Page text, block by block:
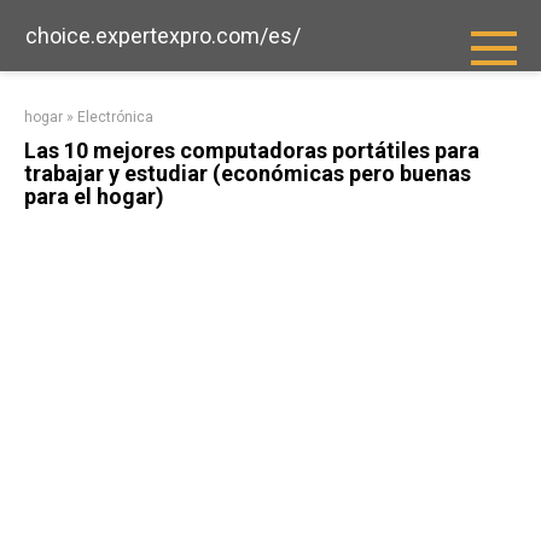
choice.expertexpro.com/es/
hogar » Electrónica
Las 10 mejores computadoras portátiles para
trabajar y estudiar (económicas pero buenas
para el hogar)